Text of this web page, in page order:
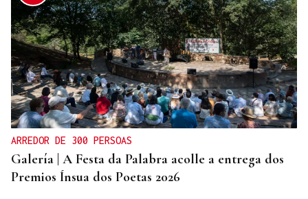
ARREDOR DE 300 PERSOAS
Galería | A Festa da Palabra acolle a entrega dos
Premios Ínsua dos Poetas 2026